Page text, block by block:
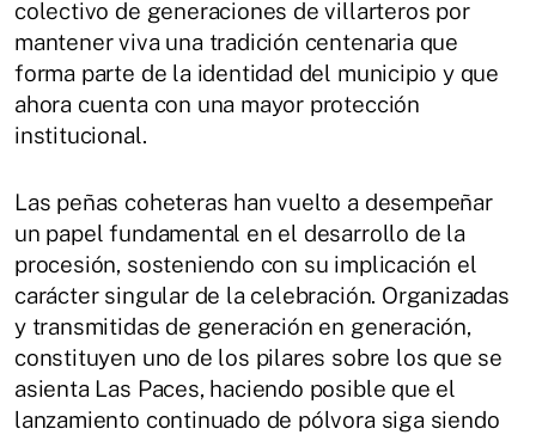
colectivo de generaciones de villarteros por
mantener viva una tradición centenaria que
forma parte de la identidad del municipio y que
ahora cuenta con una mayor protección
institucional.
Las peñas coheteras han vuelto a desempeñar
un papel fundamental en el desarrollo de la
procesión, sosteniendo con su implicación el
carácter singular de la celebración. Organizadas
y transmitidas de generación en generación,
constituyen uno de los pilares sobre los que se
asienta Las Paces, haciendo posible que el
lanzamiento continuado de pólvora siga siendo